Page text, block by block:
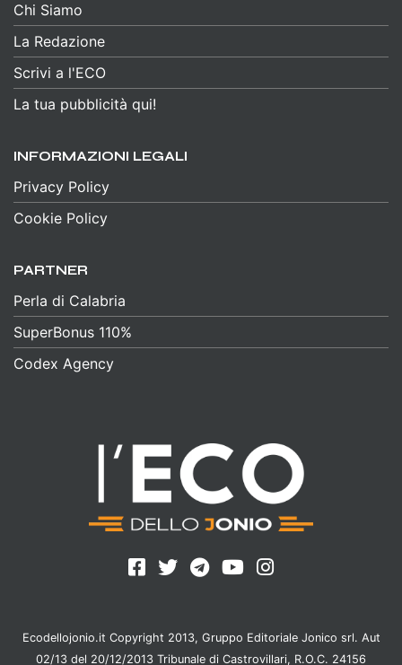
Chi Siamo
La Redazione
Scrivi a l'ECO
La tua pubblicità qui!
INFORMAZIONI LEGALI
Privacy Policy
Cookie Policy
PARTNER
Perla di Calabria
SuperBonus 110%
Codex Agency
Ecodellojonio.it Copyright 2013, Gruppo Editoriale Jonico srl. Aut
02/13 del 20/12/2013 Tribunale di Castrovillari, R.O.C. 24156